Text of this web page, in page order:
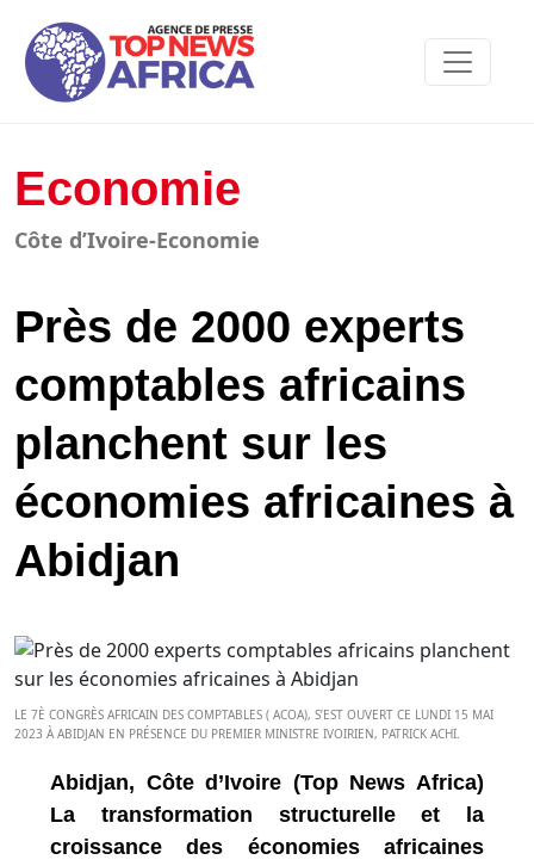
Economie
Côte d’Ivoire-Economie
Près de 2000 experts
comptables africains
planchent sur les
économies africaines à
Abidjan
LE 7È CONGRÈS AFRICAIN DES COMPTABLES ( ACOA), S’EST OUVERT CE LUNDI 15 MAI
2023 À ABIDJAN EN PRÉSENCE DU PREMIER MINISTRE IVOIRIEN, PATRICK ACHI.
Abidjan, Côte d’Ivoire (Top News Africa)
La transformation structurelle et la
croissance des économies africaines